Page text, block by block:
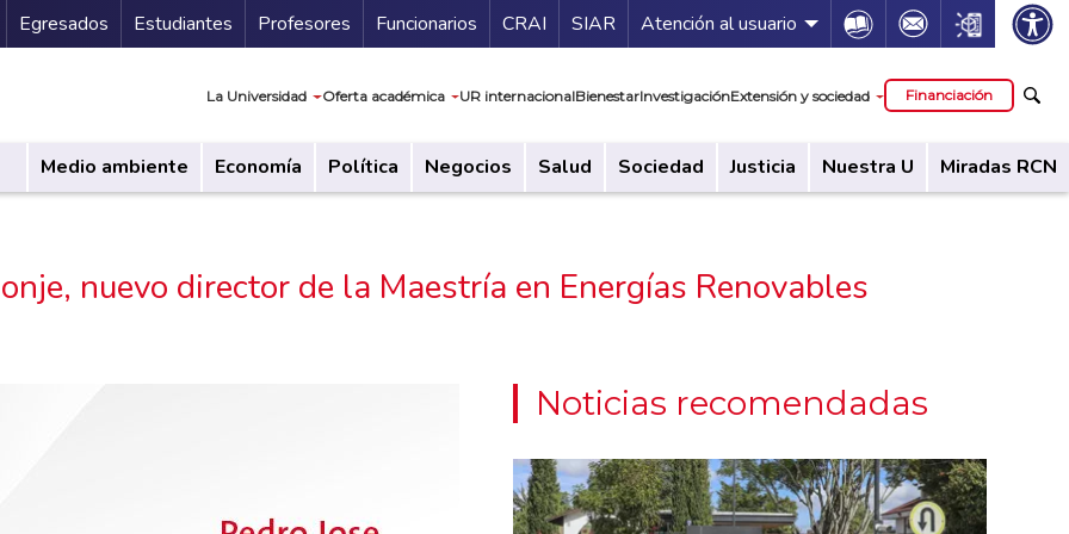
Secundario
Egresados Estudiantes Profesores Funcionarios Guía de servicios
CRAI SIAR Atención al usuario Icon Icon Icon
La Universidad Oferta académica UR internacionalBienestarInvestigaciónExtensión y sociedad Financiación
Medio ambiente Economía Política Negocios Salud Sociedad Justicia Nuestra U Miradas RCN
nuevo director de la Maestría en Energías Renovables
Noticias recomendadas